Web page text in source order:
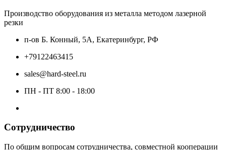
Производство оборудования из металла методом лазерной
резки
п-ов Б. Конный, 5А, Екатеринбург, РФ
+79122463415
sales@hard-steel.ru
ПН - ПТ 8:00 - 18:00
Сотрудничество
По общим вопросам сотрудничества, совместной кооперации